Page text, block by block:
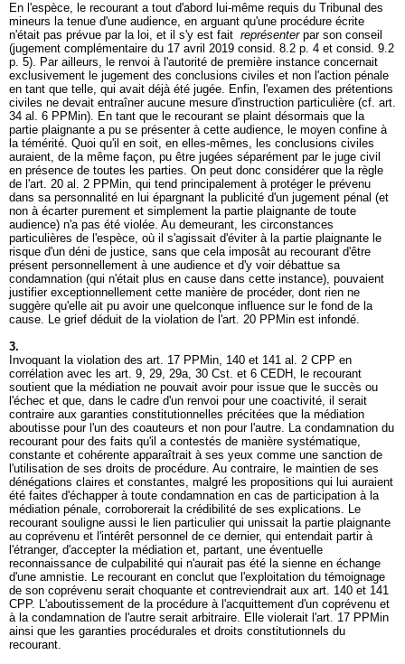
En l'espèce, le recourant a tout d'abord lui-même requis du Tribunal des
mineurs la tenue d'une audience, en arguant qu'une procédure écrite
n'était pas prévue par la loi, et il s'y est fait représenterpar son conseil
(jugement complémentaire du 17 avril 2019 consid. 8.2 p. 4 et consid. 9.2
p. 5). Par ailleurs, le renvoi à l'autorité de première instance concernait
exclusivement le jugement des conclusions civiles et non l'action pénale
en tant que telle, qui avait déjà été jugée. Enfin, l'examen des prétentions
civiles ne devait entraîner aucune mesure d'instruction particulière (cf. art.
34 al. 6 PPMin). En tant que le recourant se plaint désormais que la
partie plaignante a pu se présenter à cette audience, le moyen confine à
la témérité. Quoi qu'il en soit, en elles-mêmes, les conclusions civiles
auraient, de la même façon, pu être jugées séparément par le juge civil
en présence de toutes les parties. On peut donc considérer que la règle
de l'art. 20 al. 2 PPMin, qui tend principalement à protéger le prévenu
dans sa personnalité en lui épargnant la publicité d'un jugement pénal (et
non à écarter purement et simplement la partie plaignante de toute
audience) n'a pas été violée. Au demeurant, les circonstances
particulières de l'espèce, où il s'agissait d'éviter à la partie plaignante le
risque d'un déni de justice, sans que cela imposât au recourant d'être
présent personnellement à une audience et d'y voir débattue sa
condamnation (qui n'était plus en cause dans cette instance), pouvaient
justifier exceptionnellement cette manière de procéder, dont rien ne
suggère qu'elle ait pu avoir une quelconque influence sur le fond de la
cause. Le grief déduit de la violation de l'art. 20 PPMin est infondé.
3.
Invoquant la violation des art. 17 PPMin, 140 et 141 al. 2 CPP en
corrélation avec les art. 9, 29, 29a, 30 Cst. et 6 CEDH, le recourant
soutient que la médiation ne pouvait avoir pour issue que le succès ou
l'échec et que, dans le cadre d'un renvoi pour une coactivité, il serait
contraire aux garanties constitutionnelles précitées que la médiation
aboutisse pour l'un des coauteurs et non pour l'autre. La condamnation du
recourant pour des faits qu'il a contestés de manière systématique,
constante et cohérente apparaîtrait à ses yeux comme une sanction de
l'utilisation de ses droits de procédure. Au contraire, le maintien de ses
dénégations claires et constantes, malgré les propositions qui lui auraient
été faites d'échapper à toute condamnation en cas de participation à la
médiation pénale, corroborerait la crédibilité de ses explications. Le
recourant souligne aussi le lien particulier qui unissait la partie plaignante
au coprévenu et l'intérêt personnel de ce dernier, qui entendait partir à
l'étranger, d'accepter la médiation et, partant, une éventuelle
reconnaissance de culpabilité qui n'aurait pas été la sienne en échange
d'une amnistie. Le recourant en conclut que l'exploitation du témoignage
de son coprévenu serait choquante et contreviendrait aux art. 140 et 141
CPP. L'aboutissement de la procédure à l'acquittement d'un coprévenu et
à la condamnation de l'autre serait arbitraire. Elle violerait l'art. 17 PPMin
ainsi que les garanties procédurales et droits constitutionnels du
recourant.